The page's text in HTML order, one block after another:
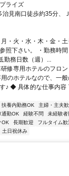
ライズ
見南口徒歩約35分、
市徒歩約62分 「多治
・火・水・木・金・
照下さい。 ・勤務時
務日数（週）...
修専用ホテルのフロ
のホテルなので、一
♪ ◆ 具体的な仕事内容
扶養内勤務OK 主婦・主夫
通勤OK 経験不問 未経験者
OK 長期歓迎 フルタイム歓
土日祝休み